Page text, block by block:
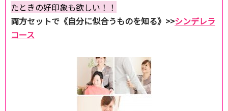
たときの好印象も欲しい！！
両方セットで《自分に似合うものを知る》>>シンデレラ
コース